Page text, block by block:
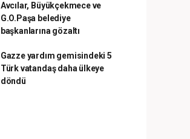
Avcılar, Büyükçekmece ve
G.O.Paşa belediye
başkanlarına gözaltı
Gazze yardım gemisindeki 5
Türk vatandaş daha ülkeye
döndü